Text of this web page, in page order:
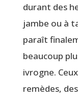
durant des
jambe ou à
paraît
beau­coup
ivrogne.
remèdes,